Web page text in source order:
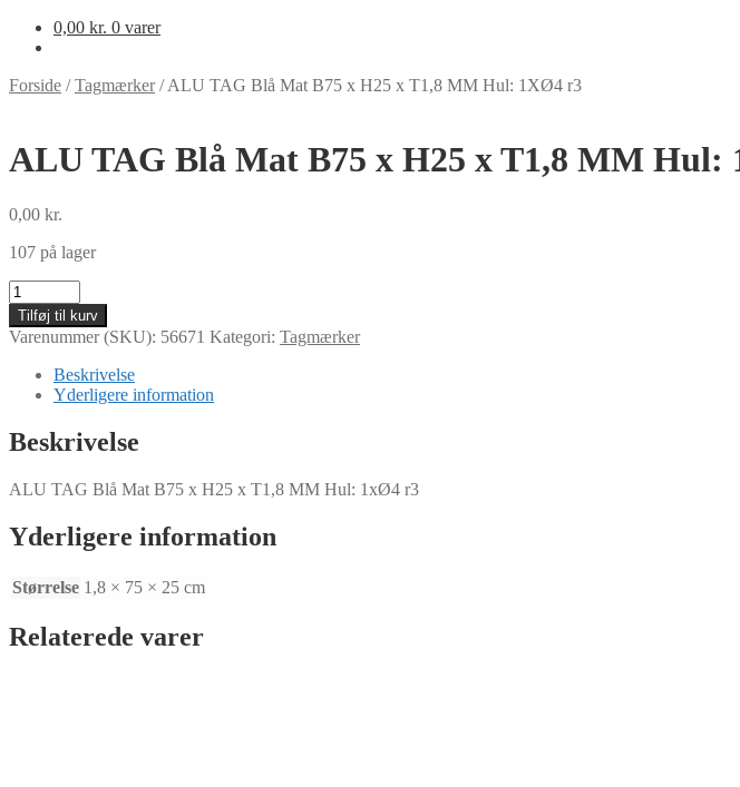
0,00 kr. 0 varer
Forside /Tagmærker/ALU TAG Blå Mat B75 x H25 x T1,8 MM Hul: 1XØ4 r3
ALU TAG Blå Mat B75 x H25 x T1,8 MM Hul:
0,00 kr.
107 på lager
ALU
TAG
Blå
Mat
B75
x
T1,8
Hul:
r3
antal
Tilføj til kurv
Varenummer (SKU): 56671 Kategori: Tagmærker
Beskrivelse
Yderligere information
Beskrivelse
ALU TAG Blå Mat B75 x H25 x T1,8 MM Hul: 1xØ4 r3
Yderligere information
Størrelse 1,8 × 75 × 25 cm
Relaterede varer